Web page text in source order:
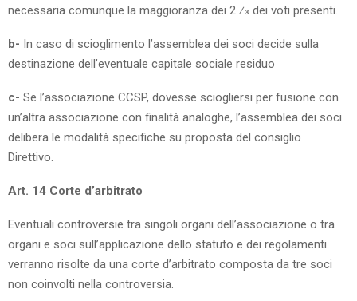
necessaria comunque la maggioranza dei 2 ⁄3 dei voti presenti.
b- In caso di scioglimento l’assemblea dei soci decide sulla
destinazione dell’eventuale capitale sociale residuo
c- Se l’associazione CCSP, dovesse sciogliersi per fusione con
un’altra associazione con finalità analoghe, l’assemblea dei soci
delibera le modalità specifiche su proposta del consiglio
Direttivo.
Art. 14 Corte d’arbitrato
Eventuali controversie tra singoli organi dell’associazione o tra
organi e soci sull’applicazione dello statuto e dei regolamenti
verranno risolte da una corte d’arbitrato composta da tre soci
non coinvolti nella controversia.